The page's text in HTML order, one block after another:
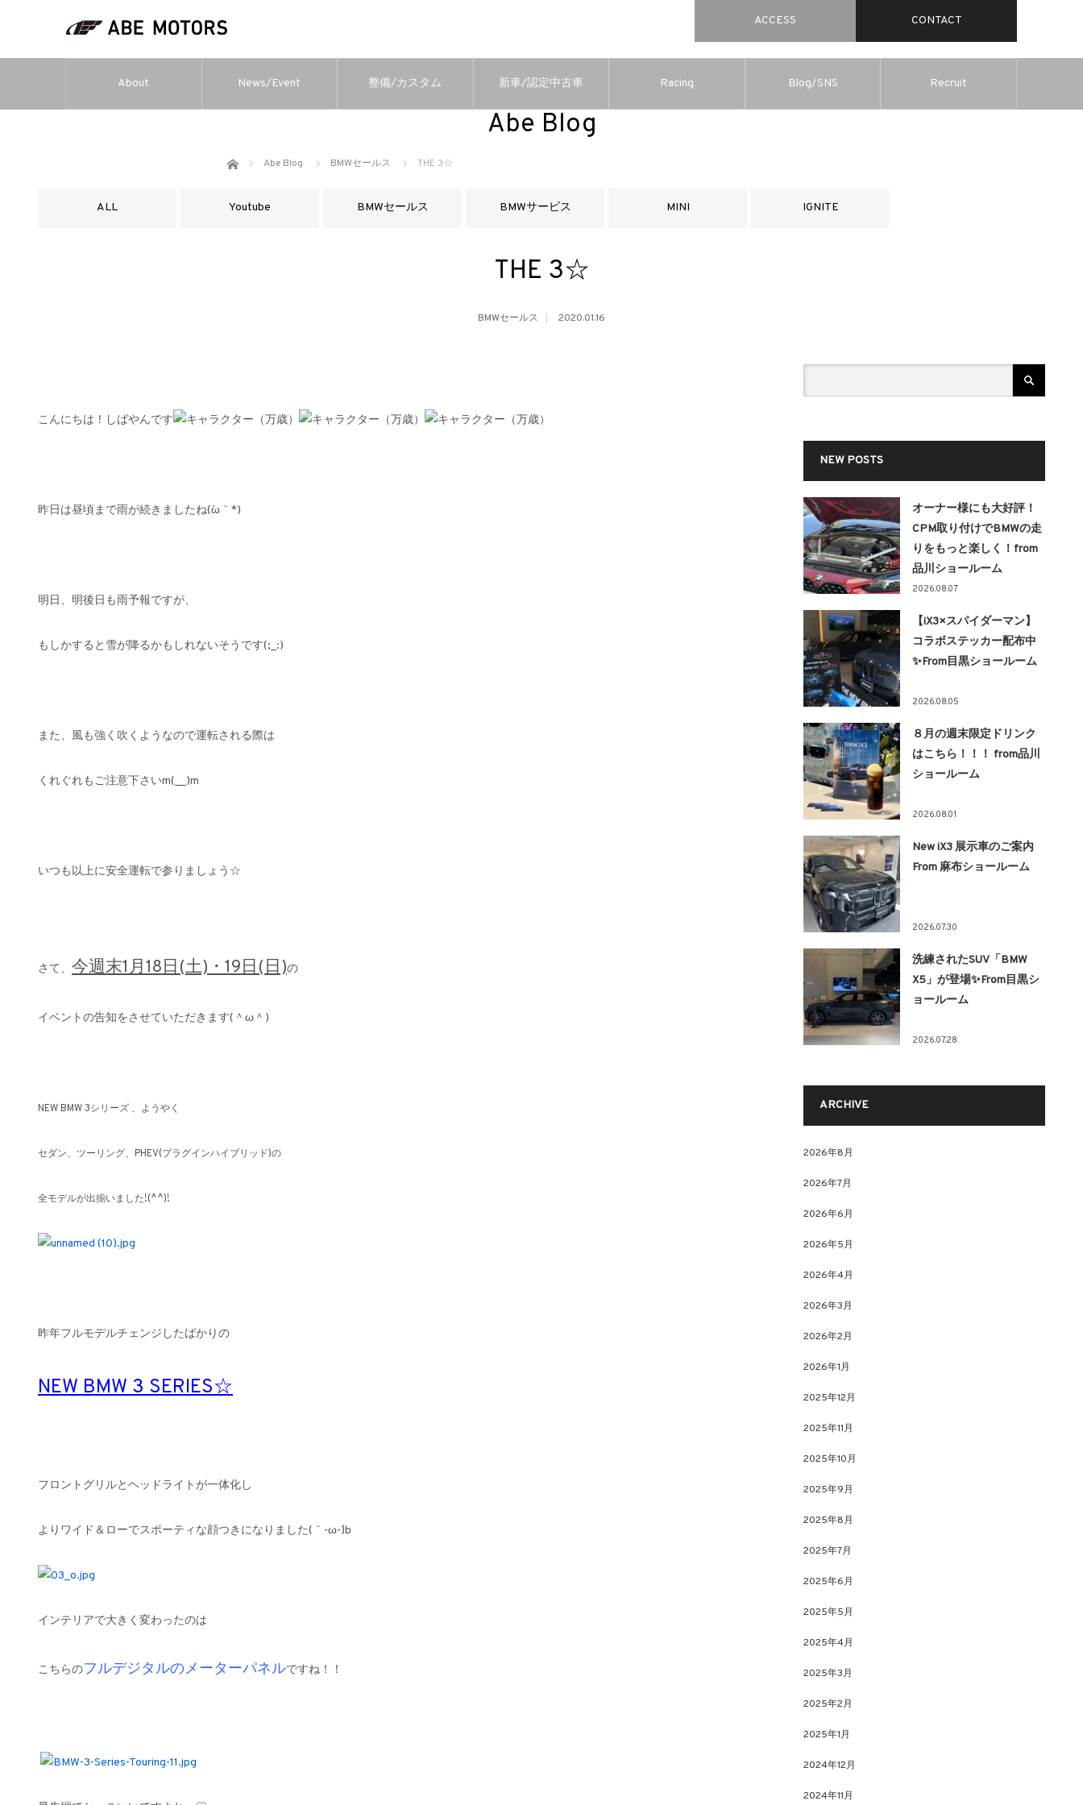
ACCESS CONTACT
About News/Event 整備/カスタム 新車/認定中古車 Racing Blog/SNS Recruit
Abe Blog
ホーム Abe Blog BMWセールス THE 3☆
ALL Youtube BMWセールス BMWサービス MINI IGNITE
THE 3☆
BMWセールス 2020.01.16
こんにちは！しばやんです
昨日は昼頃まで雨が続きましたね(´ω｀*)
明日、明後日も雨予報ですが、
もしかすると雪が降るかもしれないそうです(;_:)
また、風も強く吹くようなので運転される際は
くれぐれもご注意下さいm(__)m
いつも以上に安全運転で参りましょう☆
さて、 今週末1月18日(土)・19日(日)の
イベントの告知をさせていただきます(＾ω＾)
NEW BMW 3シリーズ 、ようやく
セダン、ツーリング、PHEV(プラグインハイブリッド)の
全モデルが出揃いました!(^^)!
昨年フルモデルチェンジしたばかりの
NEW BMW 3 SERIES☆
フロントグリルとヘッドライトが一体化し
よりワイド＆ローでスポーティな顔つきになりました(｀-ω-´)b
インテリアで大きく変わったのは
こちらのフルデジタルのメーターパネルですね！！
NEW POSTS
オーナー様にも大好評！
CPM取り付けでBMWの走
りをもっと楽しく！from
品川ショールーム
2026.08.07
【iX3×スパイダーマン】
コラボステッカー配布中
✨From目黒ショールーム
2026.08.05
８月の週末限定ドリンク
はこちら！！！ from品川
ショールーム
2026.08.01
New iX3 展示車のご案内
From 麻布ショールーム
2026.07.30
洗練されたSUV「BMW
X5」が登場✨From目黒シ
ョールーム
2026.07.28
ARCHIVE
2026年8月
2026年7月
2026年6月
2026年5月
2026年4月
2026年3月
2026年2月
2026年1月
2025年12月
2025年11月
2025年10月
2025年9月
2025年8月
2025年7月
2025年6月
2025年5月
2025年4月
2025年3月
2025年2月
2025年1月
2024年12月
2024年11月